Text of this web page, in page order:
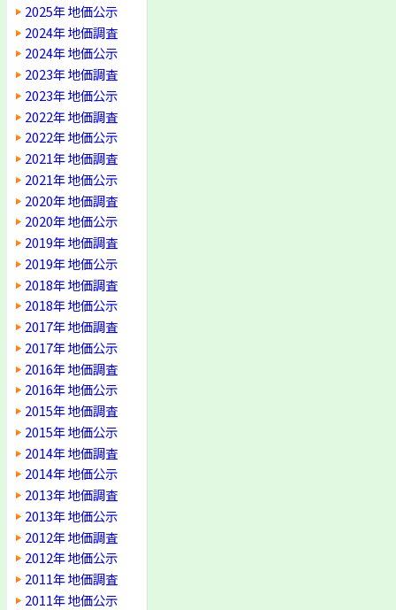
2025年 地価公示
2024年 地価調査
2024年 地価公示
2023年 地価調査
2023年 地価公示
2022年 地価調査
2022年 地価公示
2021年 地価調査
2021年 地価公示
2020年 地価調査
2020年 地価公示
2019年 地価調査
2019年 地価公示
2018年 地価調査
2018年 地価公示
2017年 地価調査
2017年 地価公示
2016年 地価調査
2016年 地価公示
2015年 地価調査
2015年 地価公示
2014年 地価調査
2014年 地価公示
2013年 地価調査
2013年 地価公示
2012年 地価調査
2012年 地価公示
2011年 地価調査
2011年 地価公示